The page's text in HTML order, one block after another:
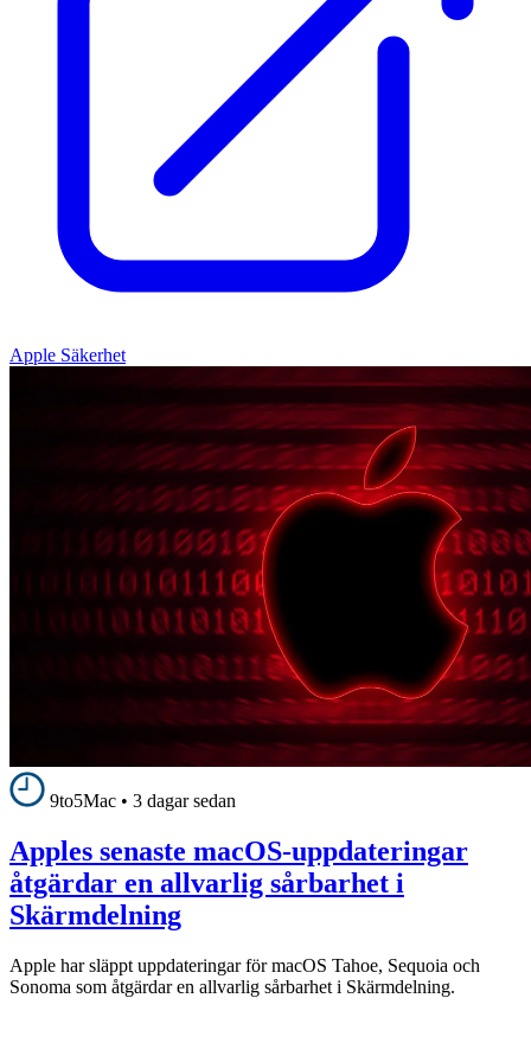
Apple Säkerhet
9to5Mac • 3 dagar sedan
Apples senaste macOS-uppdateringar
åtgärdar en allvarlig sårbarhet i
Skärmdelning
Apple har släppt uppdateringar för macOS Tahoe, Sequoia och
Sonoma som åtgärdar en allvarlig sårbarhet i Skärmdelning.